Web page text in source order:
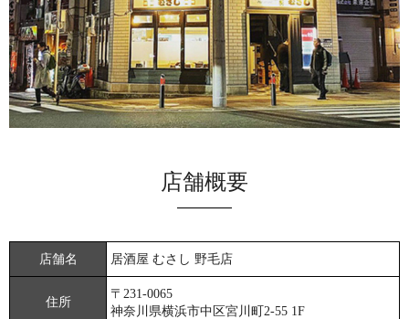
店舗概要
店舗名 居酒屋 むさし 野毛店
住所
〒231-0065
神奈川県横浜市中区宮川町2-55 1F